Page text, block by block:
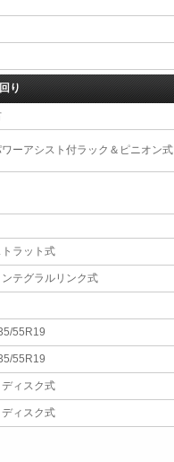
り
ーアシスト付ラック＆ピニオン式
ラット式
テグラルリンク式
55R19
55R19
ィスク式
ィスク式